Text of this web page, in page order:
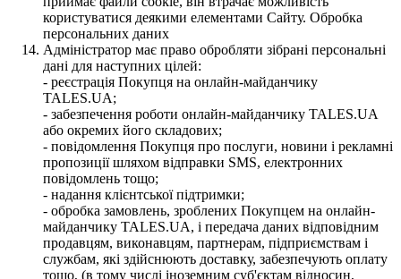
користуватися деякими елементами Сайту. Обробка
персональних даних
Адміністратор має право обробляти зібрані персональні
дані для наступних цілей:
- реєстрація Покупця на онлайн-майданчику
TALES.UA;
- забезпечення роботи онлайн-майданчику TALES.UA
або окремих його складових;
- повідомлення Покупця про послуги, новини і рекламні
пропозиції шляхом відправки SMS, електронних
повідомлень тощо;
- надання клієнтської підтримки;
- обробка замовлень, зроблених Покупцем на онлайн-
майданчику TALES.UA, і передача даних відповідним
продавцям, виконавцям, партнерам, підприємствам і
службам, які здійснюють доставку, забезпечують оплату
тощо, (в тому числі іноземним суб'єктам відносин,